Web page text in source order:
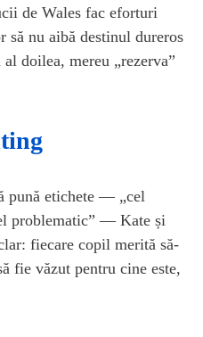
de Wales fac eforturi
să nu aibă destinul dureros
doilea, mereu „rezerva”
pună etichete — „cel
problematic” — Kate și
fiecare copil merită să-
fie văzut pentru cine este,